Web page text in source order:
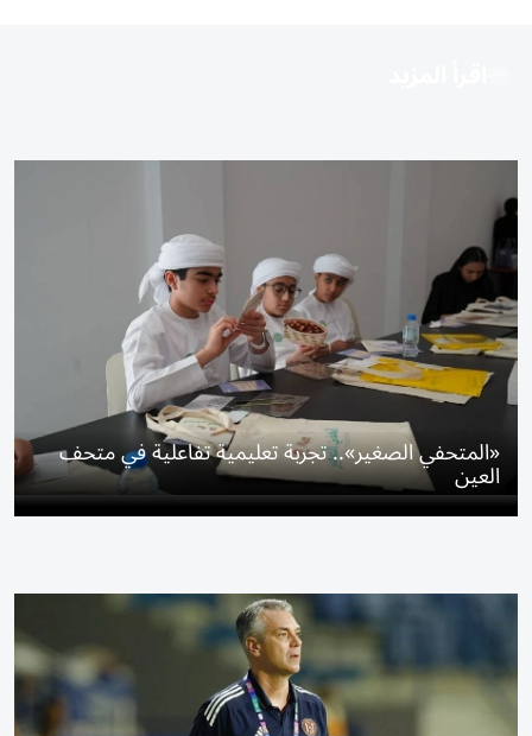
«المتحفي الصغير».. تجربة تعليمية تفاعلية في متحف
العين